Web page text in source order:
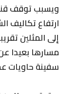
ويسبب توقف
ارتفاع تكاليف
إلى المثلين
مسارها بعيدا
سفينة حاويات